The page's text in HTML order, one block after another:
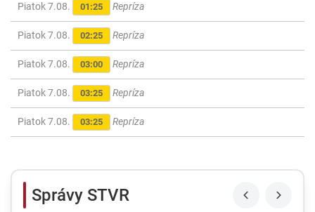
Piatok 7.08. 01:25 Repríza
Piatok 7.08. 02:25 Repríza
Piatok 7.08. 03:00 Repríza
Piatok 7.08. 03:25 Repríza
Piatok 7.08. 03:25 Repríza
Správy STVR